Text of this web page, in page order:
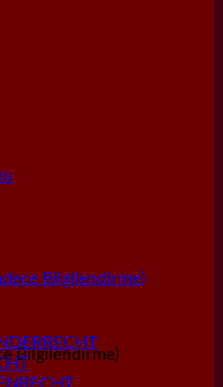
Bilgilendirme)
Bilgilendirme)